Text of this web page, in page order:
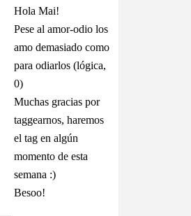
Hola Mai!
Pese al amor-odio los
amo demasiado como
para odiarlos (lógica,
0)
Muchas gracias por
taggearnos, haremos
el tag en algún
momento de esta
semana :)
Besoo!